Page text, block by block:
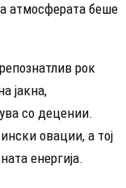
атмосферата беше
рок
јакна,
со децении.
овации, а тој
енергија.